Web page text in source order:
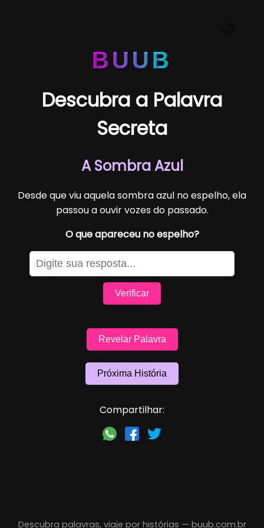
BUUB
Descubra a Palavra
Secreta
A Sombra Azul
Desde que viu aquela sombra azul no espelho, ela
passou a ouvir vozes do passado.
O que apareceu no espelho?
Verificar
Revelar Palavra
Próxima História
Compartilhar:
Descubra palavras, viaje por histórias — buub.com.br